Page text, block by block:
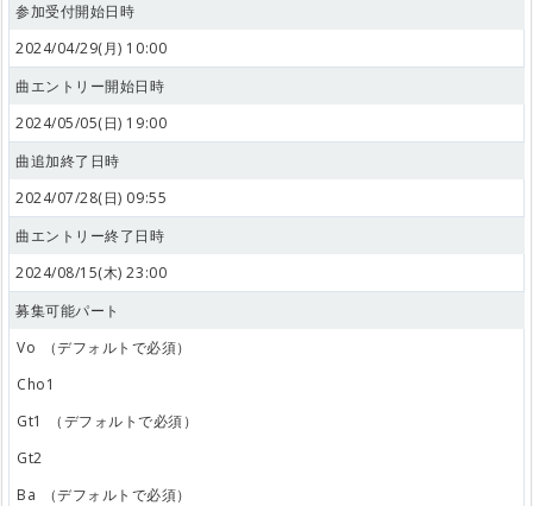
参加受付開始日時
2024/04/29(月) 10:00
曲エントリー開始日時
2024/05/05(日) 19:00
曲追加終了日時
2024/07/28(日) 09:55
曲エントリー終了日時
2024/08/15(木) 23:00
募集可能パート
Vo
（デフォルトで必須）
Cho1
Gt1
（デフォルトで必須）
Gt2
Ba
（デフォルトで必須）